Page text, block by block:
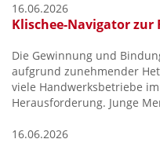
16.06.2026
Klischee-Navigator
Die Gewinnung und
aufgrund zunehmender
viele Handwerksbetriebe
Herausforderung. Junge
16.06.2026